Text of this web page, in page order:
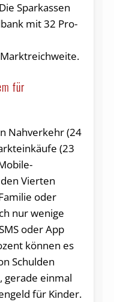
Sparkas­sen
mit 32 Pro­
für
Nahverkehr (24
(23
Vierten
oder
nur wenige
oder App
können es
Schulden
gerade einmal
für Kinder.